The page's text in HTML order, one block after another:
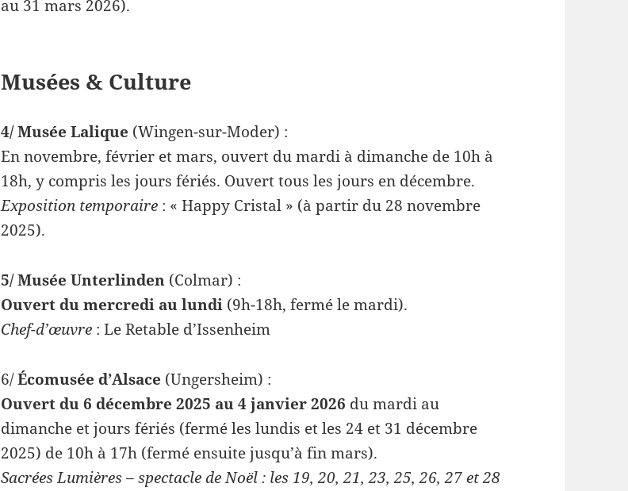
au 31 mars 2026).
Musées & Culture
4/ Musée Lalique (Wingen-sur-Moder) :
En novembre, février et mars, ouvert du mardi à dimanche de 10h à
18h, y compris les jours fériés. Ouvert tous les jours en décembre.
Exposition temporaire : « Happy Cristal » (à partir du 28 novembre
2025).
5/ Musée Unterlinden (Colmar) :
Ouvert du mercredi au lundi (9h-18h, fermé le mardi).
Chef-d’œuvre : Le Retable d’Issenheim
6/Écomusée d’Alsace (Ungersheim) :
Ouvert du 6 décembre 2025 au 4 janvier 2026 du mardi au
dimanche et jours fériés (fermé les lundis et les 24 et 31 décembre
2025) de 10h à 17h (fermé ensuite jusqu’à fin mars).
Sacrées Lumières – spectacle de Noël : les 19, 20, 21, 23, 25, 26, 27 et 28